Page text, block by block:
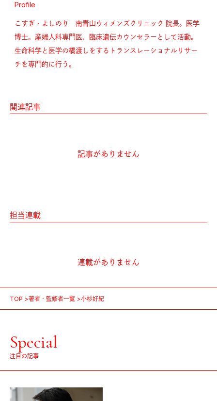
Profile
こすぎ・よしのり 南青山ウィメンズクリニック 院長。医学
博士。産婦人科専門医、臨床遺伝カウンセラーとして活動。
生命科学と医学の橋渡しをするトランスレーショナルリサー
チを専門的に行う。
関連記事
記事がありません
担当連載
連載がありません
TOP 著者・監修者一覧 小杉好紀
Special
注目の記事